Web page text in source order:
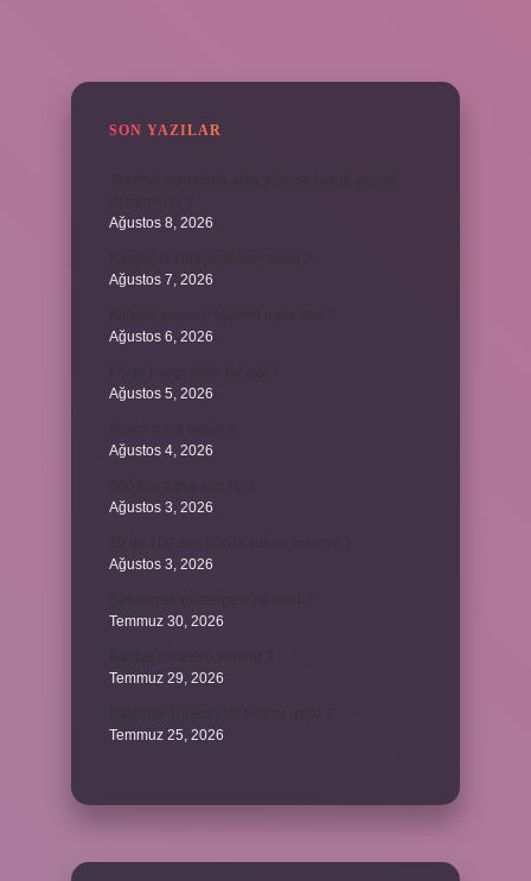
SON YAZILAR
Ağustos 8, 2026
Ağustos 7, 2026
Ağustos 6, 2026
Ağustos 5, 2026
Ağustos 4, 2026
Ağustos 3, 2026
Ağustos 3, 2026
Temmuz 30, 2026
Temmuz 29, 2026
Temmuz 25, 2026